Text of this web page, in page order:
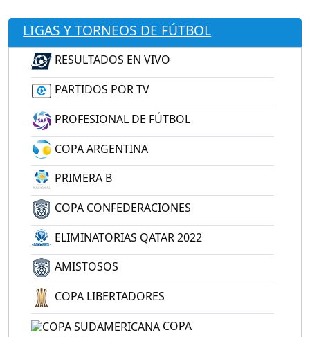
LIGAS Y TORNEOS DE FÚTBOL
RESULTADOS EN VIVO
PARTIDOS POR TV
PROFESIONAL DE FÚTBOL
COPA ARGENTINA
PRIMERA B
COPA CONFEDERACIONES
ELIMINATORIAS QATAR 2022
AMISTOSOS
COPA LIBERTADORES
COPA